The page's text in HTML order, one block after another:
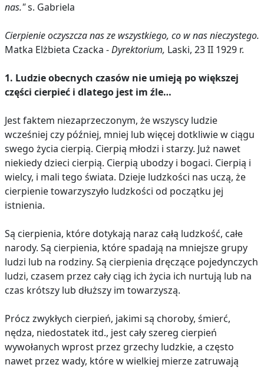
nas."s. Gabriela
Cierpienie oczyszcza nas ze wszystkiego, co w nas nieczystego.
Matka Elżbieta Czacka -Dyrektorium, Laski, 23 II 1929 r.
1. Ludzie obecnych czasów nie umieją po większej
części cierpieć i dlatego jest im źle…
Jest faktem niezaprzeczonym, że wszyscy ludzie
wcześniej czy później, mniej lub więcej dotkliwie w ciągu
swego życia cierpią. Cierpią młodzi i starzy. Już nawet
niekiedy dzieci cierpią. Cierpią ubodzy i bogaci. Cierpią i
wielcy, i mali tego świata. Dzieje ludzkości nas uczą, że
cierpienie towarzyszyło ludzkości od początku jej
istnienia.
Są cierpienia, które dotykają naraz całą ludzkość, całe
narody. Są cierpienia, które spadają na mniejsze grupy
ludzi lub na rodziny. Są cierpienia dręczące pojedynczych
ludzi, czasem przez cały ciąg ich życia ich nurtują lub na
czas krótszy lub dłuższy im towarzyszą.
Prócz zwykłych cierpień, jakimi są choroby, śmierć,
nędza, niedostatek itd., jest cały szereg cierpień
wywołanych wprost przez grzechy ludzkie, a często
nawet przez wady, które w wielkiej mierze zatruwają